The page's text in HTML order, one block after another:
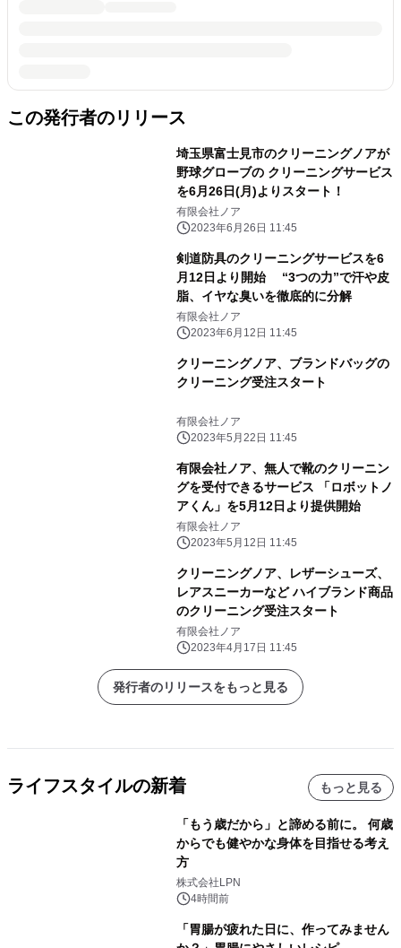
この発行者のリリース
埼玉県富士見市のクリーニングノアが
野球グローブの クリーニングサービス
を6月26日(月)よりスタート！
有限会社ノア
2023年6月26日 11:45
剣道防具のクリーニングサービスを6
月12日より開始 “3つの力”で汗や皮
脂、イヤな臭いを徹底的に分解
有限会社ノア
2023年6月12日 11:45
クリーニングノア、ブランドバッグの
クリーニング受注スタート
有限会社ノア
2023年5月22日 11:45
有限会社ノア、無人で靴のクリーニン
グを受付できるサービス 「ロボットノ
アくん」を5月12日より提供開始
有限会社ノア
2023年5月12日 11:45
クリーニングノア、レザーシューズ、
レアスニーカーなど ハイブランド商品
のクリーニング受注スタート
有限会社ノア
2023年4月17日 11:45
発行者のリリースをもっと見る
ライフスタイルの新着 もっと見る
「もう歳だから」と諦める前に。 何歳
からでも健やかな身体を目指せる考え
方
株式会社LPN
4時間前
「胃腸が疲れた日に、作ってみません